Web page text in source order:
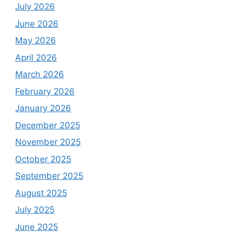
July 2026
June 2026
May 2026
April 2026
March 2026
February 2026
January 2026
December 2025
November 2025
October 2025
September 2025
August 2025
July 2025
June 2025